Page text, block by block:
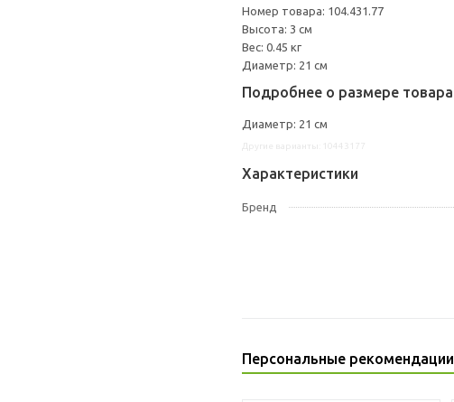
Номер товара: 104.431.77
Высота: 3 см
Вес: 0.45 кг
Диаметр: 21 см
Подробнее о размере товара
Диаметр: 21 см
Характеристики
Бренд
Персональные рекомендации